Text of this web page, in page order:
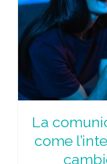
La
come